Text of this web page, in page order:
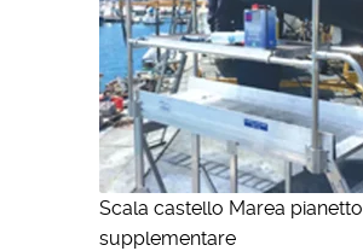
Scala castello Marea pianetto
supplementare